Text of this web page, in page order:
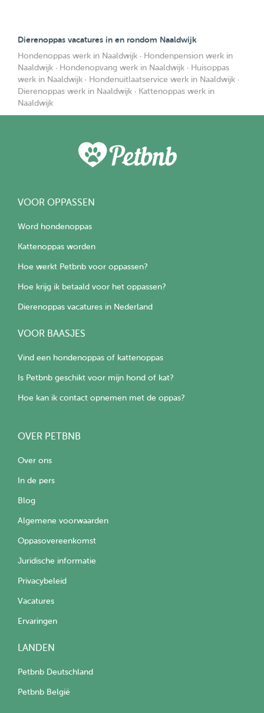
Dierenoppas vacatures in en rondom Naaldwijk
Hondenoppas werk in Naaldwijk · Hondenpension werk in
Naaldwijk · Hondenopvang werk in Naaldwijk · Huisoppas
werk in Naaldwijk · Hondenuitlaatservice werk in Naaldwijk ·
Dierenoppas werk in Naaldwijk · Kattenoppas werk in
Naaldwijk
VOOR OPPASSEN
Word hondenoppas
Kattenoppas worden
Hoe werkt Petbnb voor oppassen?
Hoe krijg ik betaald voor het oppassen?
Dierenoppas vacatures in Nederland
VOOR BAASJES
Vind een hondenoppas of kattenoppas
Is Petbnb geschikt voor mijn hond of kat?
Hoe kan ik contact opnemen met de oppas?
OVER PETBNB
Over ons
In de pers
Blog
Algemene voorwaarden
Oppasovereenkomst
Juridische informatie
Privacybeleid
Vacatures
Ervaringen
LANDEN
Petbnb Deutschland
Petbnb België